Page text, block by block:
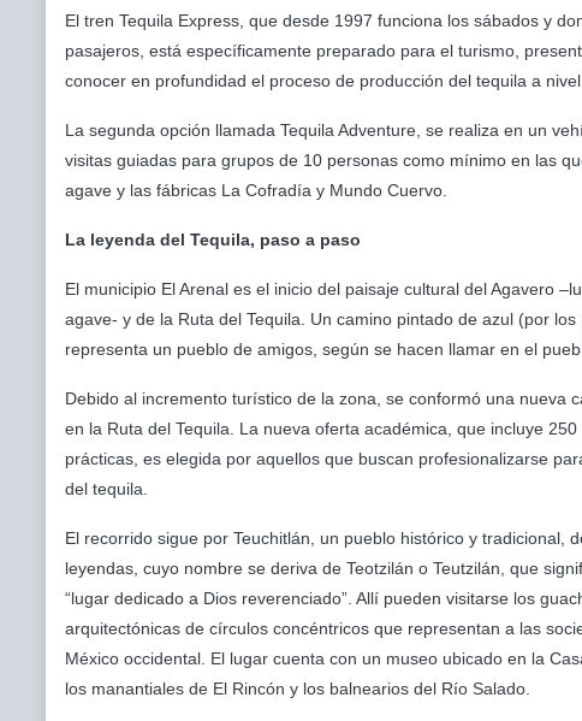
El tren Tequila Express, que desde 1997 funciona los sábados y
pasajeros, está específicamente preparado para el turismo,
conocer en profundidad el proceso de producción del tequila a
La segunda opción llamada Tequila Adventure, se realiza en un
visitas guiadas para grupos de 10 personas como mínimo en las
agave y las fábricas La Cofradía y Mundo Cuervo.
La leyenda del Tequila, paso a paso
El municipio El Arenal es el inicio del paisaje cultural del Agavero
agave- y de la Ruta del Tequila. Un camino pintado de azul (por
representa un pueblo de amigos, según se hacen llamar en el
Debido al incremento turístico de la zona, se conformó una nueva
en la Ruta del Tequila. La nueva oferta académica, que incluye
prácticas, es elegida por aquellos que buscan profesionalizarse
del tequila.
El recorrido sigue por Teuchitlán, un pueblo histórico y tradicional,
leyendas, cuyo nombre se deriva de Teotzilán o Teutzilán, que
“lugar dedicado a Dios reverenciado”. Allí pueden visitarse los
arquitectónicas de círculos concéntricos que representan a las
México occidental. El lugar cuenta con un museo ubicado en la
los manantiales de El Rincón y los balnearios del Río Salado.